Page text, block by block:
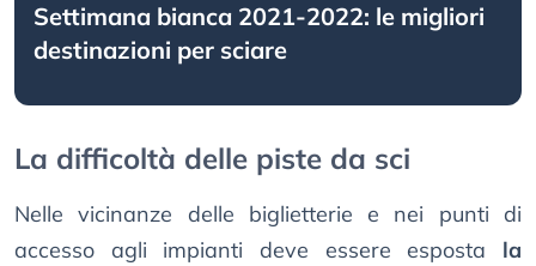
Settimana bianca 2021-2022: le migliori
destinazioni per sciare
La difficoltà delle piste da sci
Nelle vicinanze delle biglietterie e nei punti di
accesso agli impianti deve essere esposta la